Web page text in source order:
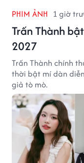
PHIM ẢNH 1 giờ
Trấn Thành
2027
Trấn Thành chính
thời bật mí dàn
giả tò mò.